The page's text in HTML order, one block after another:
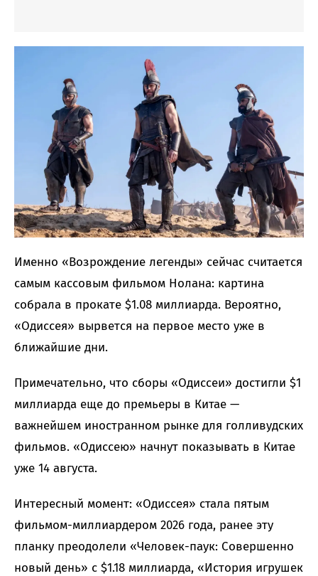
Именно «Возрождение легенды» сейчас считается
самым кассовым фильмом Нолана: картина
собрала в прокате $1.08 миллиарда. Вероятно,
«Одиссея» вырвется на первое место уже в
ближайшие дни.
Примечательно, что сборы «Одиссеи» достигли $1
миллиарда еще до премьеры в Китае —
важнейшем иностранном рынке для голливудских
фильмов. «Одиссею» начнут показывать в Китае
уже 14 августа.
Интересный момент: «Одиссея» стала пятым
фильмом-миллиардером 2026 года, ранее эту
планку преодолели «Человек-паук: Совершенно
новый день» с $1.18 миллиарда, «История игрушек